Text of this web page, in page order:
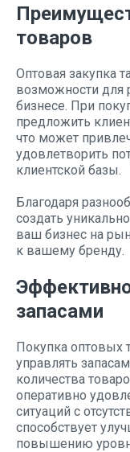
товаров
Оптовая закупка
возможности для
бизнесе. При
предложить
что может
удовлетворить
клиентской базы.
Благодаря
создать
ваш бизнес на
к вашему бренду.
запасами
Покупка оптовых
управлять
количества
оперативно
ситуаций с
способствует
повышению